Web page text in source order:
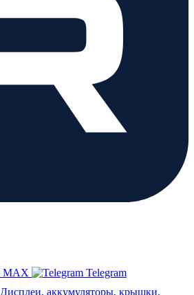
MAX
Telegram
Дисплеи, аккумуляторы, крышки,